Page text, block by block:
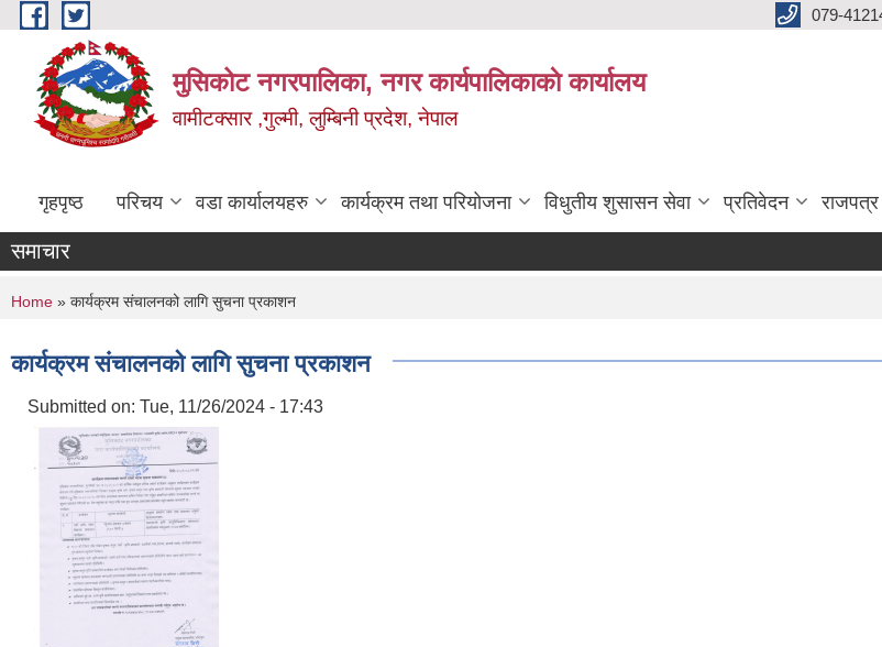
Skip to main content 079-
मुसिकोट नगरपालिका, नगर कार्यपालिकाकाे कार्यालय
वामीटक्सार ,गुल्मी, लुम्बिनी प्रदेश, नेपाल
गृहपृष्ठ परिचय वडा कार्यालयहरु कार्यक्रम तथा परियोजना विधुतीय शुसासन सेवा प्रतिवेदन राजपत्र
समाचार
You are here
Home » कार्यक्रम संचालनको लागि सुचना प्रकाशन
कार्यक्रम संचालनको लागि सुचना प्रकाशन
Submitted on: Tue, 11/26/2024 - 17:43